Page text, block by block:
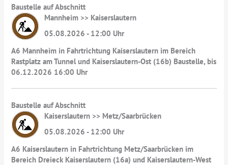
Baustelle auf Abschnitt
Mannheim >> Kaiserslautern
05.08.2026 - 12:00 Uhr
A6 Mannheim in Fahrtrichtung Kaiserslautern im Bereich
Rastplatz am Tunnel und Kaiserslautern-Ost (16b) Baustelle, bis
06.12.2026 16:00 Uhr
Baustelle auf Abschnitt
Kaiserslautern >> Metz/Saarbrücken
05.08.2026 - 12:00 Uhr
A6 Kaiserslautern in Fahrtrichtung Metz/Saarbrücken im
Bereich Dreieck Kaiserslautern (16a) und Kaiserslautern-West